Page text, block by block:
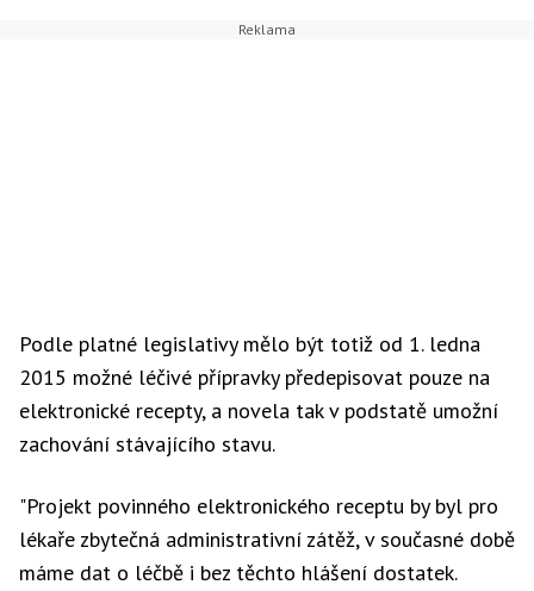
Podle platné legislativy mělo být totiž od 1. ledna
2015 možné léčivé přípravky předepisovat pouze na
elektronické recepty, a novela tak v podstatě umožní
zachování stávajícího stavu.
"Projekt povinného elektronického receptu by byl pro
lékaře zbytečná administrativní zátěž, v současné době
máme dat o léčbě i bez těchto hlášení dostatek.